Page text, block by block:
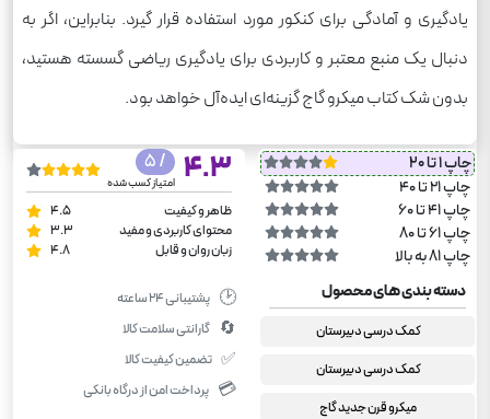
یادگیری و آمادگی برای کنکور مورد استفاده قرار گیرد. بنابراین، اگر به
دنبال یک منبع معتبر و کاربردی برای یادگیری ریاضی گسسته هستید،
بدون شک کتاب میکرو گاج گزینه‌ای ایده‌آل خواهد بود.
چاپ 1 تا 20
چاپ 21 تا 40
چاپ 41 تا 60
چاپ 61 تا 80
چاپ 81 به بالا
4.3
/ 5
امتیاز کسب شده
ظاهر و کیفیت
4.5
محتوای کاربردی و مفید
3.3
زبان روان و قابل
4.8
دسته بندی های محصول
کمک درسی دبیرستان
کمک درسی دبیرستان
میکرو قرن جدید گاج
🕑 پشتیبانی ۲۴ ساعته
🔄 گارانتی سلامت کالا
✅ تضمین کیفیت کالا
💳 پرداخت امن از درگاه بانکی